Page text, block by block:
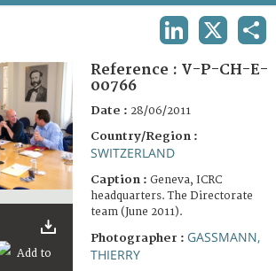
Reference : V-P-CH-E-
00766
Date : 28/06/2011
Country/Region :
SWITZERLAND
Caption : Geneva, ICRC
headquarters. The Directorate
team (June 2011).
Photographer : GASSMANN,
THIERRY